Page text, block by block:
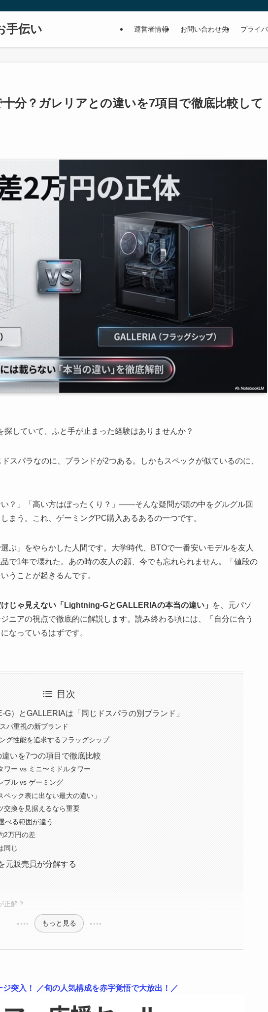
手伝い 運営者情報 お問い合わせ先 プライ
分？ガレリアとの違いを7項目で徹底比較して
していて、ふと手が止まった経験はありませんか？
スパラなのに、ブランドが2つある。しかもスペックが似ているのに、
い？」「高い方はぼったくり？」――そんな疑問が頭の中をグルグル回
まう。これ、ゲーミングPC購入あるあるの一つです。
ぶ」をやらかした人間です。大学時代、BTOで一番安いモデルを友人
で1年で壊れた。あの時の友人の顔、今でも忘れられません。「値段の
うことが起きるんです。
じゃ見えない「Lightning-GとGALLERIAの本当の違い」
を、元パソ
ニアの視点で徹底的に解説します。読み終わる頃には、「自分に合う
なっているはずです。
目次
G）とGALLERIAは「同じドスパラの別ブランド」
パ重視の新ブランド
グ性能を追求するフラッグシップ
いを7つの項目で徹底比較
ー vs ミニ〜ミドルタワー
ル vs ゲーミング
ック表に出ない最大の違い」
換を見据えるなら重要
る範囲が違う
2万円の差
同じ
元販売員が分解する
正解？
もっと見る
ジ突入！ ／旬の人気構成を赤字覚悟で大放出！／